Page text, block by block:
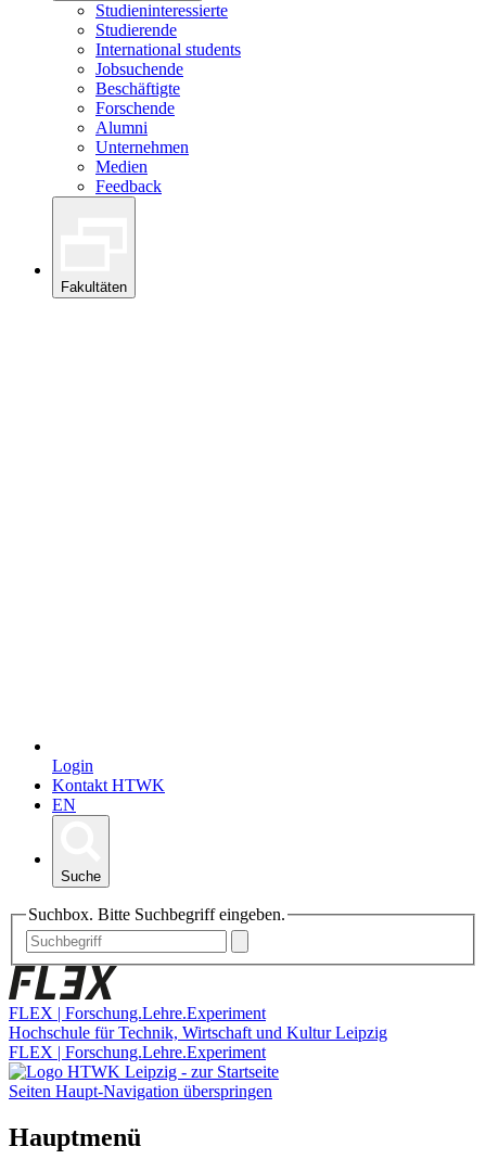
Studieninteressierte
Studierende
International students
Jobsuchende
Beschäftigte
Forschende
Alumni
Unternehmen
Medien
Feedback
Fakultäten
Login
Kontakt HTWK
EN
Suche
Suchbox. Bitte Suchbegriff eingeben.
FLEX | Forschung.Lehre.Experiment
Hochschule für Technik, Wirtschaft und Kultur Leipzig
FLEX | Forschung.Lehre.Experiment
Seiten Haupt-Navigation überspringen
Hauptmenü